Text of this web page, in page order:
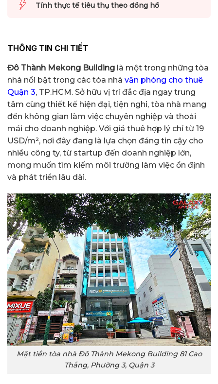
Tính thực tế tiêu thụ theo đồng hồ
THÔNG TIN CHI TIẾT
Đô Thành Mekong Building là một trong những tòa
nhà nổi bật trong các tòa nhà văn phòng cho thuê
Quận 3, TP.HCM. Sở hữu vị trí đắc địa ngay trung
tâm cùng thiết kế hiện đại, tiện nghi, tòa nhà mang
đến không gian làm việc chuyên nghiệp và thoải
mái cho doanh nghiệp. Với giá thuê hợp lý chỉ từ 19
USD/m², nơi đây đang là lựa chọn đáng tin cậy cho
nhiều công ty, từ startup đến doanh nghiệp lớn,
mong muốn tìm kiếm môi trường làm việc ổn định
và phát triển lâu dài.
Mặt tiền tòa nhà Đô Thành Mekong Building 81 Cao
Thắng, Phường 3, Quận 3